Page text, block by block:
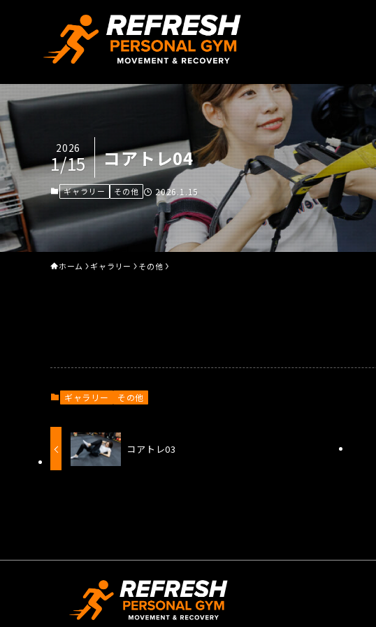
コアトレ04
2026
1/15
ギャラリー その他 2026.1.15
ホーム ギャラリー その他
ギャラリー その他
コアトレ03